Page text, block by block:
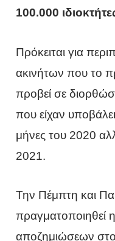
100.000
Πρόκειται για
ακινήτων που το
προβεί σε
που είχαν
μήνες του 2020
2021.
Την Πέμπτη και
αποζημιώσεων